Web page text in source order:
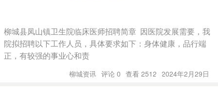
柳城县凤山镇卫生院临床医师招聘简章 因医院发展需要，我
院拟招聘以下工作人员，具体要求如下：身体健康，品行端
正，有较强的事业心和责
柳城资讯 评论 0 查看 2512 2024年2月29日